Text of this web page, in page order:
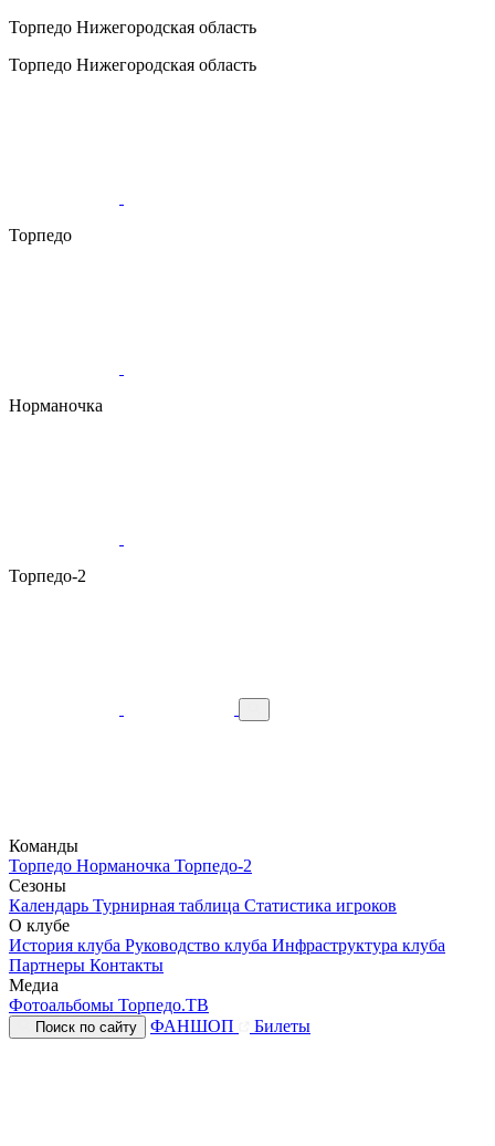
Торпедо Нижегородская область
Торпедо Нижегородская область
Торпедо
Норманочка
Торпедо-2
Команды
Торпедо Норманочка Торпедо-2
Сезоны
Календарь Турнирная таблица Статистика игроков
О клубе
История клуба Руководство клуба Инфраструктура клуба
Партнеры Контакты
Медиа
Фотоальбомы Торпедо.ТВ
Поиск по сайту ФАНШОП Билеты